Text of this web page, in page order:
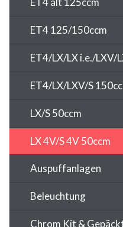
ET4 125/150ccm
ET4/LX/LX i.e./LXV/
ET4/LX/LXV/S
LX/S 50ccm
LX 4V/S 4V 50ccm
Auspuffanlagen
Beleuchtung
Chrom Kit &